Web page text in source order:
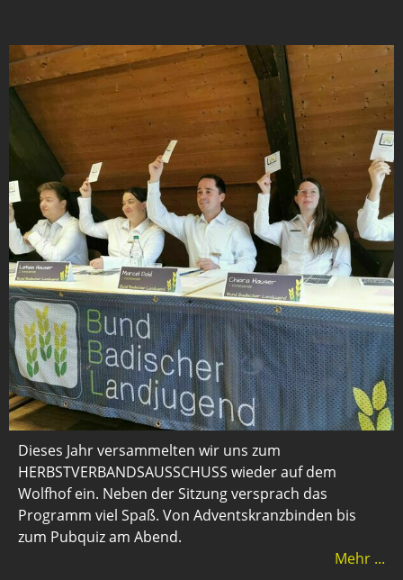
Dieses Jahr versammelten wir uns zum
HERBSTVERBANDSAUSSCHUSS wieder auf dem
Wolfhof ein. Neben der Sitzung versprach das
Programm viel Spaß. Von Adventskranzbinden bis
zum Pubquiz am Abend.
Mehr ...